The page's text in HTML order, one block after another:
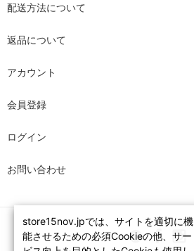
配送方法について
返品について
アカウント
会員登録
ログイン
お問い合わせ
store15nov.jpでは、サイトを適切に機
能させるための必須Cookieの他、サー